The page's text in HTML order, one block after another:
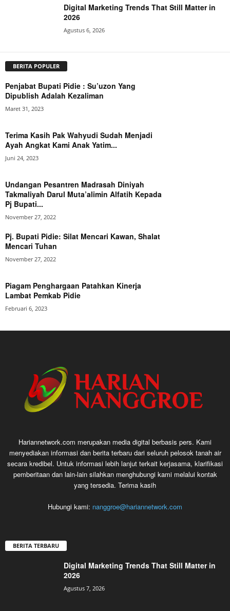
Digital Marketing Trends That Still Matter in
2026
Agustus 6, 2026
BERITA POPULER
Penjabat Bupati Pidie : Su’uzon Yang
Dipublish Adalah Kezaliman
Maret 31, 2023
Terima Kasih Pak Wahyudi Sudah Menjadi
Ayah Angkat Kami Anak Yatim...
Juni 24, 2023
Undangan Pesantren Madrasah Diniyah
Takmaliyah Darul Muta’alimin Alfatih Kepada
Pj Bupati...
November 27, 2022
Pj. Bupati Pidie: Silat Mencari Kawan, Shalat
Mencari Tuhan
November 27, 2022
Piagam Penghargaan Patahkan Kinerja
Lambat Pemkab Pidie
Februari 6, 2023
Hariannetwork.com merupakan media digital berbasis pers. Kami
menyediakan informasi dan berita terbaru dari seluruh pelosok tanah air
secara kredibel. Untuk informasi lebih lanjut terkait kerjasama, klarifikasi
pemberitaan dan lain-lain silahkan menghubungi kami melalui kontak
yang tersedia. Terima kasih
Hubungi kami: nanggroe@hariannetwork.com
BERITA TERBARU
Digital Marketing Trends That Still Matter in
2026
Agustus 7, 2026